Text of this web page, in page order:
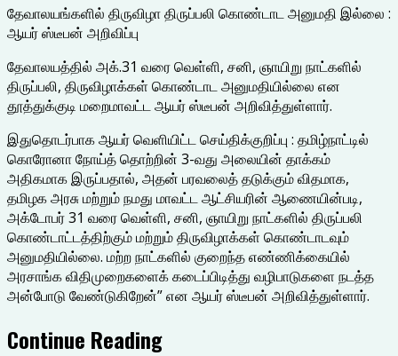
தேவாலயங்களில் திருவிழா திருப்பலி கொண்டாட அனுமதி இல்லை :
ஆயர் ஸ்டீபன் அறிவிப்பு
தேவாலயத்தில் அக்.31 வரை வெள்ளி, சனி, ஞாயிறு நாட்களில்
திருப்பலி, திருவிழாக்கள் கொண்டாட அனுமதியில்லை என
தூத்துக்குடி மறைமாவட்ட ஆயர் ஸ்டீபன் அறிவித்துள்ளார்.
இதுதொடர்பாக ஆயர் வெளியிட்ட செய்திக்குறிப்பு : தமிழ்நாட்டில்
கொரோனா நோய்த் தொற்றின் 3-வது அலையின் தாக்கம்
அதிகமாக இருப்பதால், அதன் பரவலைத் தடுக்கும் விதமாக,
தமிழக அரசு மற்றும் நமது மாவட்ட ஆட்சியரின் ஆணையின்படி,
அக்டோபர் 31 வரை வெள்ளி, சனி, ஞாயிறு நாட்களில் திருப்பலி
கொண்டாட்டத்திற்கும் மற்றும் திருவிழாக்கள் கொண்டாடவும்
அனுமதியில்லை. மற்ற நாட்களில் குறைந்த எண்ணிக்கையில்
அரசாங்க விதிமுறைகளைக் கடைப்பிடித்து வழிபாடுகளை நடத்த
அன்போடு வேண்டுகிறேன்” என ஆயர் ஸ்டீபன் அறிவித்துள்ளார்.
Continue Reading